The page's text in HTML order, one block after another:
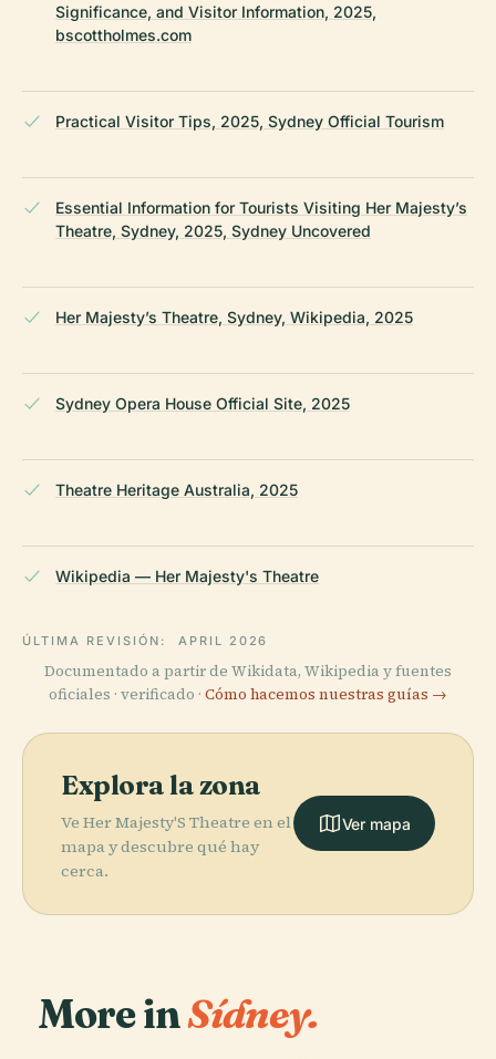
Significance, and Visitor Information, 2025,
bscottholmes.com
Practical Visitor Tips, 2025, Sydney Official Tourism
Essential Information for Tourists Visiting Her Majesty’s
Theatre, Sydney, 2025, Sydney Uncovered
Her Majesty’s Theatre, Sydney, Wikipedia, 2025
Sydney Opera House Official Site, 2025
Theatre Heritage Australia, 2025
Wikipedia — Her Majesty's Theatre
ÚLTIMA REVISIÓN: APRIL 2026
Documentado a partir de Wikidata, Wikipedia y fuentes
oficiales · verificado · Cómo hacemos nuestras guías →
Explora la zona
Ve Her Majesty'S Theatre en el
mapa y descubre qué hay
cerca.
Ver mapa
More inSídney.